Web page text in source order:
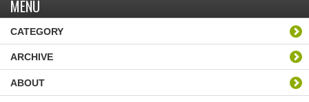
MENU
CATEGORY
ARCHIVE
ABOUT